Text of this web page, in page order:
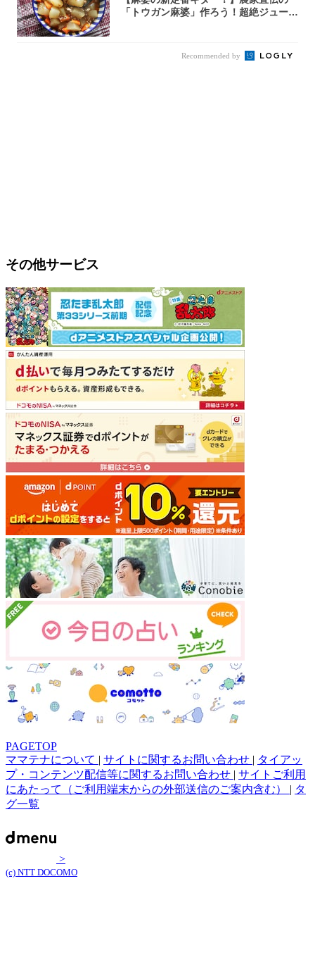
「トウガン麻婆」作ろう！超絶ジューシ
Recommended by
その他サービス
PAGETOP
ママテナについて | サイトに関するお問い合わせ | タイアッ
プ・コンテンツ配信等に関するお問い合わせ | サイトご利用
にあたって（ご利用端末からの外部送信のご案内含む） | タ
グ一覧
>
(c) NTT DOCOMO